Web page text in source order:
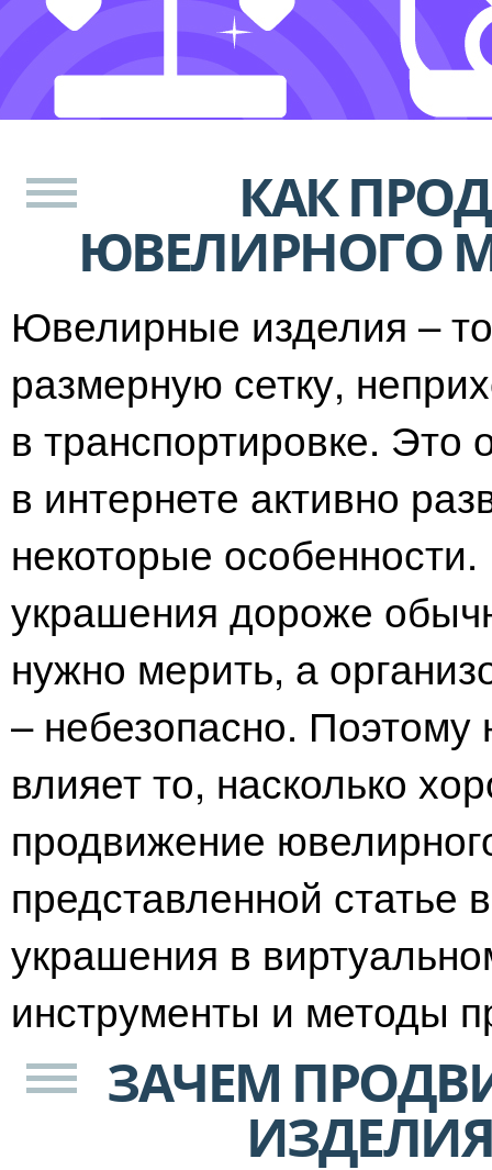
КАК
ЮВЕЛИРНОГО
Ювелирные изделия –
размерную сетку,
в транспортировке. Это
в интернете активно
некоторые
украшения дороже
нужно мерить, а
– небезопасно. Поэтому
влияет то, насколько
продвижение
представленной статье
украшения в
инструменты и методы
ЗАЧЕМ